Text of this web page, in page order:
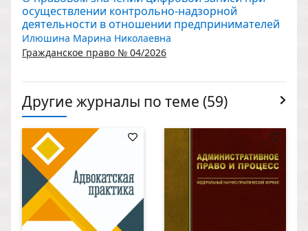
осуществлении контрольно-надзорной
деятельности в отношении предпринимателей
Илюшина Марина Николаевна
Гражданское право № 04/2026
Другие журналы по теме (59)